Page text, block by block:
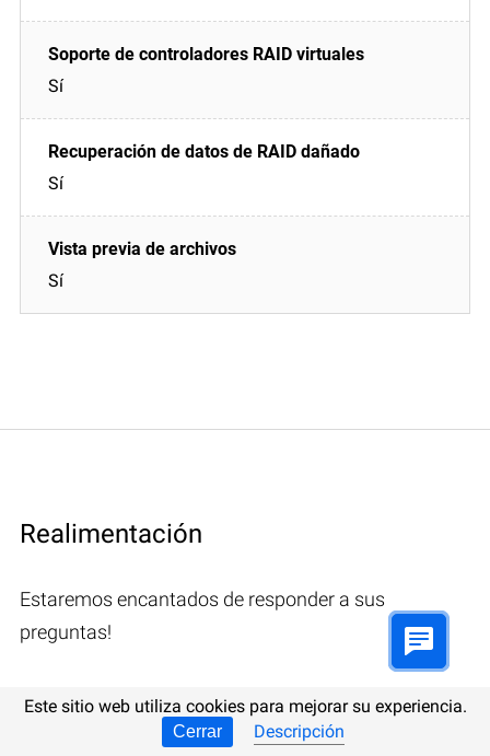
Sí
Sí
Sí
Realimentación
Estaremos encantados de responder a sus
preguntas!
Este sitio web utiliza cookies para mejorar su experiencia.
Cerrar Descripción